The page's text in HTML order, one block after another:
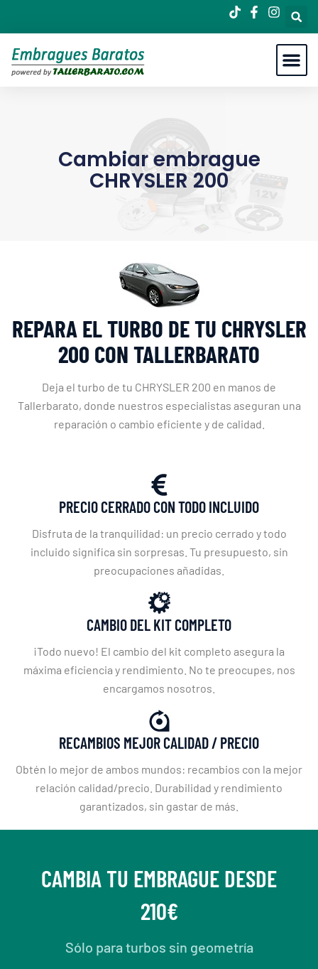
Cambiar embrague
CHRYSLER 200
REPARA EL TURBO DE TU CHRYSLER
200 CON TALLERBARATO
Deja el turbo de tu CHRYSLER 200 en manos de
Tallerbarato, donde nuestros especialistas aseguran una
reparación o cambio eficiente y de calidad.
PRECIO CERRADO CON TODO INCLUIDO
Disfruta de la tranquilidad: un precio cerrado y todo
incluido significa sin sorpresas. Tu presupuesto, sin
preocupaciones añadidas.
CAMBIO DEL KIT COMPLETO
¡Todo nuevo! El cambio del kit completo asegura la
máxima eficiencia y rendimiento. No te preocupes, nos
encargamos nosotros.
RECAMBIOS MEJOR CALIDAD / PRECIO
Obtén lo mejor de ambos mundos: recambios con la mejor
relación calidad/precio. Durabilidad y rendimiento
garantizados, sin gastar de más.
CAMBIA TU EMBRAGUE DESDE
210€
Sólo para turbos sin geometría